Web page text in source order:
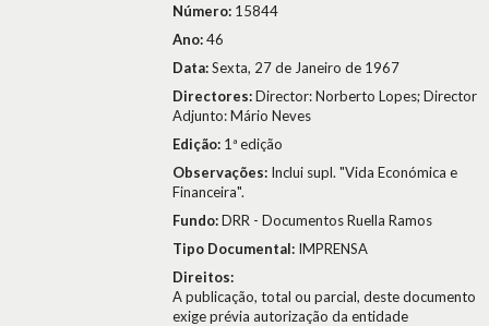
Número: 15844
Ano:46
Data:Sexta, 27 de Janeiro de 1967
Directores:Director: Norberto Lopes; Director
Adjunto: Mário Neves
Edição: 1ª edição
Observações: Inclui supl. "Vida Económica e
Financeira".
Fundo:DRR - Documentos Ruella Ramos
Tipo Documental: IMPRENSA
Direitos:
A publicação, total ou parcial, deste documento
exige prévia autorização da entidade